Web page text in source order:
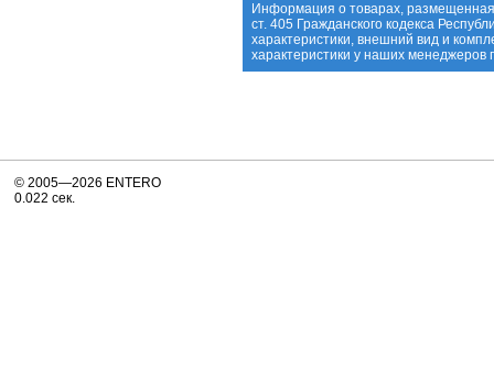
Информация о товарах,
ст. 405 Гражданского кодекса
характеристики, внешний вид и
характеристики у наших
© 2005—2026 ENTERO
0.022 сек.